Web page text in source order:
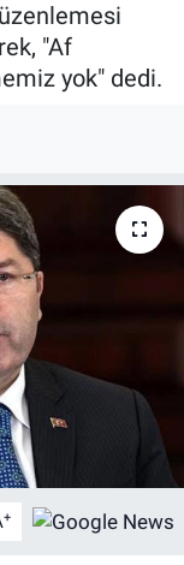
"Af
yok" dedi.
+